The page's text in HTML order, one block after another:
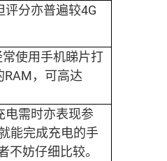
分亦普遍较4G
使用手机睇片打
，可高达
电需时亦表现参
能完成充电的手
妨仔细比较。